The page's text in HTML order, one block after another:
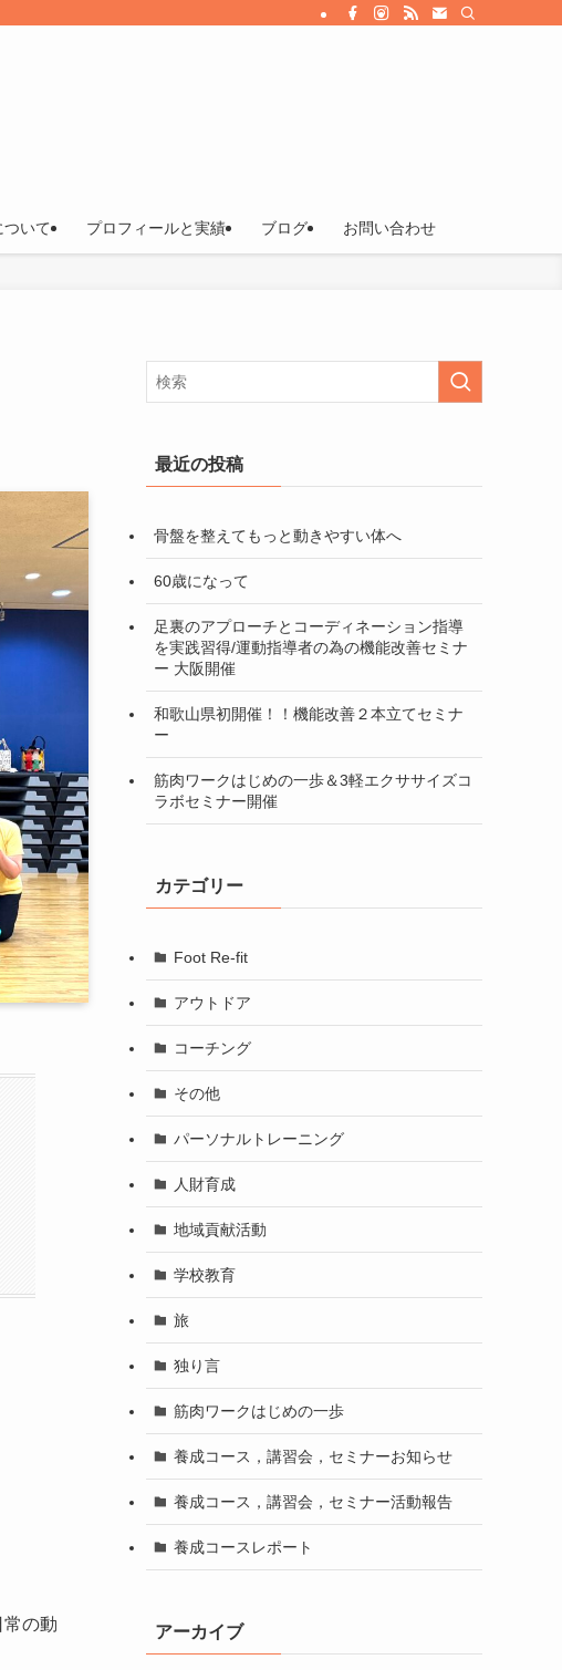
ついて プロフィールと実績 ブログ お問い合わせ
の動
最近の投稿
骨盤を整えてもっと動きやすい体へ
60歳になって
足裏のアプローチとコーディネーション指導
を実践習得/運動指導者の為の機能改善セミナ
ー 大阪開催
和歌山県初開催！！機能改善２本立てセミナ
ー
筋肉ワークはじめの一歩＆3軽エクササイズコ
ラボセミナー開催
カテゴリー
Foot Re-fit
アウトドア
コーチング
その他
パーソナルトレーニング
人財育成
地域貢献活動
学校教育
旅
独り言
筋肉ワークはじめの一歩
養成コース，講習会，セミナーお知らせ
養成コース，講習会，セミナー活動報告
養成コースレポート
アーカイブ